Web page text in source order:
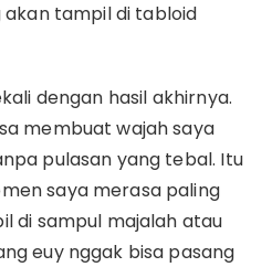
tampil di tabloid
dengan hasil akhirnya.
membuat wajah saya
pulasan yang tebal. Itu
saya merasa paling
di sampul majalah atau
euy nggak bisa pasang